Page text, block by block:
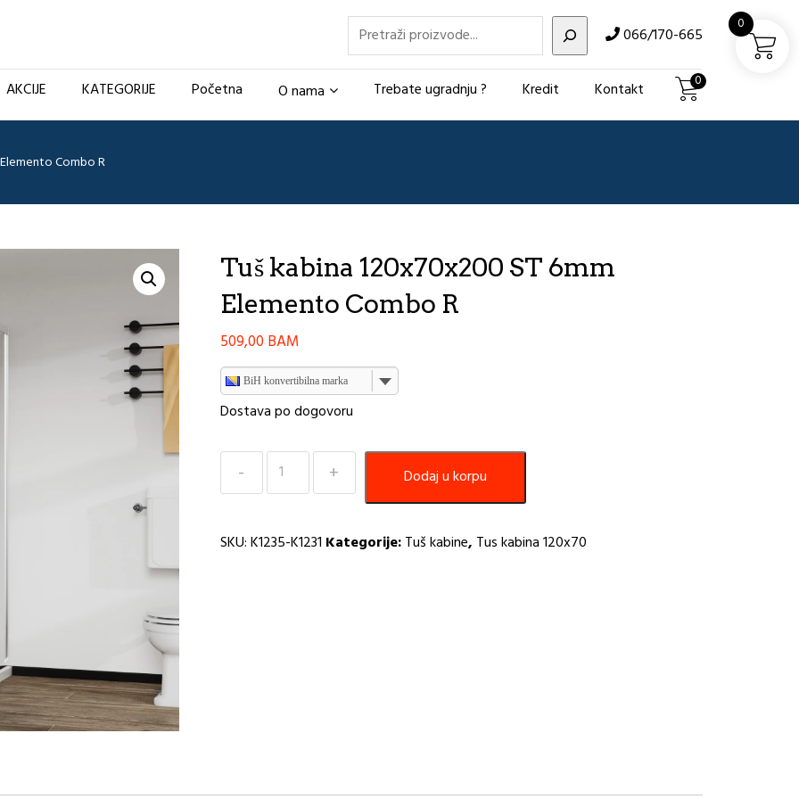
Pretraži 066/170-665
AKCIJE KATEGORIJE Početna O nama Trebate ugradnju ? Kredit Kontakt 0
Combo R
Tuš kabina 120x70x200 ST 6mm
Elemento Combo R
509,00 BAM
BiH konvertibilna marka
Dostava po dogovoru
Tuš
kabina
6mm
Dodaj u korpu
SKU:K1235-K1231 Kategorije:Tuš kabine, Tus kabina 120x70
0